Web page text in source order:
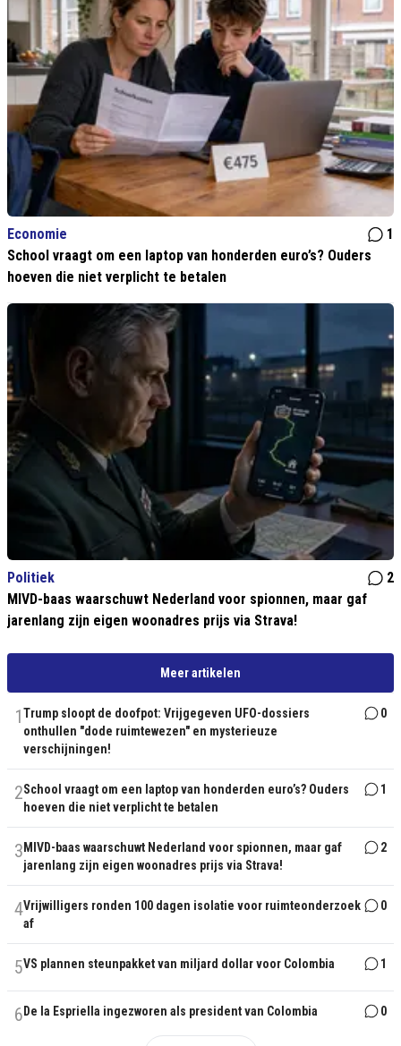
Economie
1
School vraagt om een laptop van honderden euro’s? Ouders
hoeven die niet verplicht te betalen
Politiek
2
MIVD-baas waarschuwt Nederland voor spionnen, maar gaf
jarenlang zijn eigen woonadres prijs via Strava!
Meer artikelen
1Trump sloopt de doofpot: Vrijgegeven UFO-dossiers
onthullen "dode ruimtewezen" en mysterieuze
verschijningen!
0
2School vraagt om een laptop van honderden euro’s? Ouders
hoeven die niet verplicht te betalen
1
3 MIVD-baas waarschuwt Nederland voor spionnen, maar gaf
jarenlang zijn eigen woonadres prijs via Strava!
2
4Vrijwilligers ronden 100 dagen isolatie voor ruimteonderzoek
af
0
5VS plannen steunpakket van miljard dollar voor Colombia 1
6 De la Espriella ingezworen als president van Colombia 0